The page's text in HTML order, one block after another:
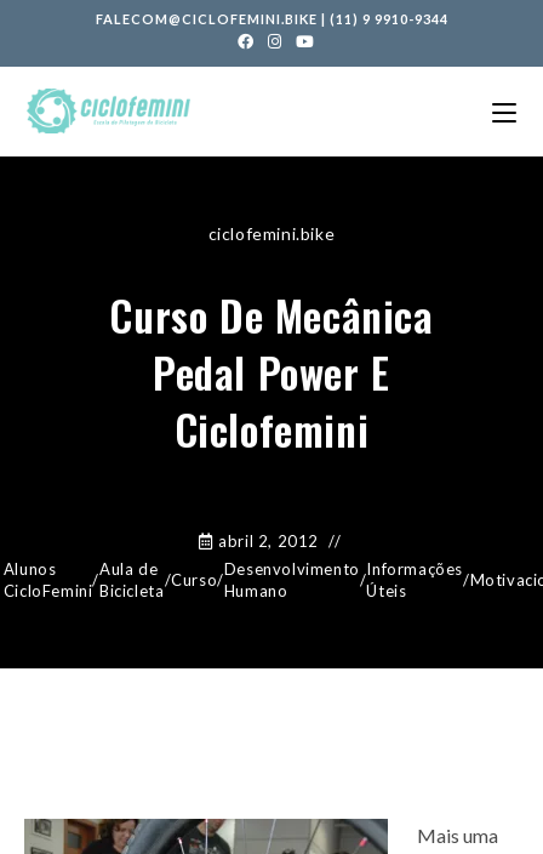
FALECOM@CICLOFEMINI.BIKE | (11) 9 9910-9344
ciclofemini.bike
Curso De Mecânica
Pedal Power E
Ciclofemini
abril 2, 2012
Alunos
CicloFemini
/
Aula de
Bicicleta
/Curso/
Desenvolvimento
Humano
/
Informações
Úteis
/
Mais uma